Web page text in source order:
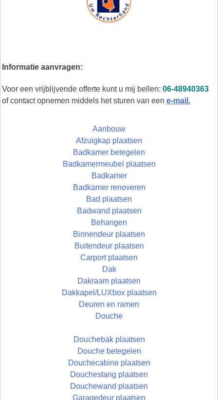
Informatie aanvragen:
Voor een vrijblijvende offerte kunt u mij bellen: 06-48940363
of contact opnemen middels het sturen van een e-mail.
Aanbouw
Afzuigkap plaatsen
Badkamer betegelen
Badkamermeubel plaatsen
Badkamer
Badkamer renoveren
Bad plaatsen
Badwand plaatsen
Behangen
Binnendeur plaatsen
Buitendeur plaatsen
Carport plaatsen
Dak
Dakraam plaatsen
Dakkapel/LUXbox plaatsen
Deuren en ramen
Douche
Douchebak plaatsen
Douche betegelen
Douchecabine plaatsen
Douchestang plaatsen
Douchewand plaatsen
Garagedeur plaatsen